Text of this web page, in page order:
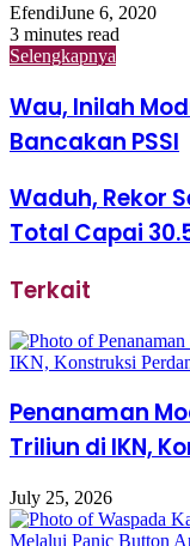
EfendiJune 6, 2020
3 minutes read
Selengkapnya
Wau, Inilah
Bancakan PSSI
Waduh, Rekor
Total Capai
Terkait
Penanaman
Triliun di IKN,
July 25, 2026